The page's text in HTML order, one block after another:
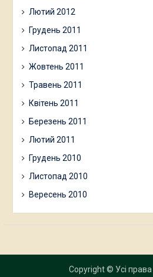
Лютий 2012
Грудень 2011
Листопад 2011
Жовтень 2011
Травень 2011
Квітень 2011
Березень 2011
Лютий 2011
Грудень 2010
Листопад 2010
Вересень 2010
Copyright © Усі